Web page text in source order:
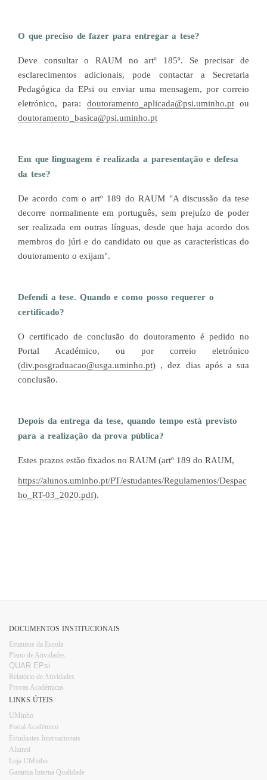
O que preciso de fazer para entregar a tese?
Deve consultar o RAUM no artº 185º. Se precisar de
esclarecimentos adicionais, pode contactar a Secretaria
Pedagógica da EPsi ou enviar uma mensagem, por correio
eletrónico, para: doutoramento_aplicada@psi.uminho.ptou
doutoramento_basica@psi.uminho.pt
Em que linguagem é realizada a paresentação e defesa
da tese?
De acordo com o artº 189 do RAUM "A discussão da tese
decorre normalmente em português, sem prejuízo de poder
ser realizada em outras línguas, desde que haja acordo dos
membros do júri e do candidato ou que as características do
doutoramento o exijam".
Defendi a tese. Quando e como posso requerer o
certificado?
O certificado de conclusão do doutoramento é pedido no
Portal Académico, ou por correio eletrónico
(div.posgraduacao@usga.uminho.pt) , dez dias após a sua
conclusão.
Depois da entrega da tese, quando tempo está previsto
para a realização da prova pública?
Estes prazos estão fixados no RAUM (artº 189 do RAUM,
https://alunos.uminho.pt/PT/estudantes/Regulamentos/Despac
ho_RT-03_2020.pdf).
DOCUMENTOS INSTITUCIONAIS
Estatutos da Escola
Plano d​e Atividades
QUAR EPsi
Relatório de Atividades
Provas Académicas
LINKS ÚTEIS
UMinho
Portal Académico
Estudantes Internacionais​​
Alumni
Loja UMinho​
Garantia Interna Qualidade